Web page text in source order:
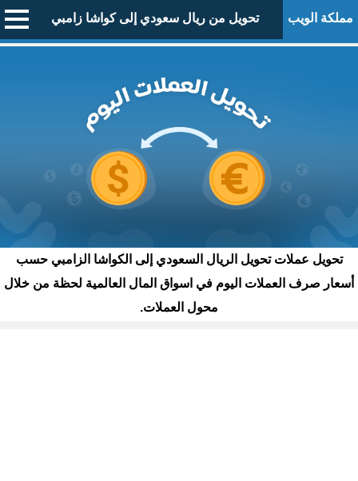
مملكة الويب تحويل من ريال سعودي إلى كواشا زامبي
تحويل عملات تحويل الريال السعودي إلى الكواشا الزامبي حسب
أسعار صرف العملات اليوم في اسواق المال العالمية لحظة من خلال
محول العملات.